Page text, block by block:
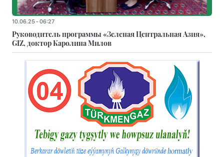
10.06.25 - 06:27
Руководитель программы «Зеленая Центральная Азия»,
GIZ, доктор Каролина Милов